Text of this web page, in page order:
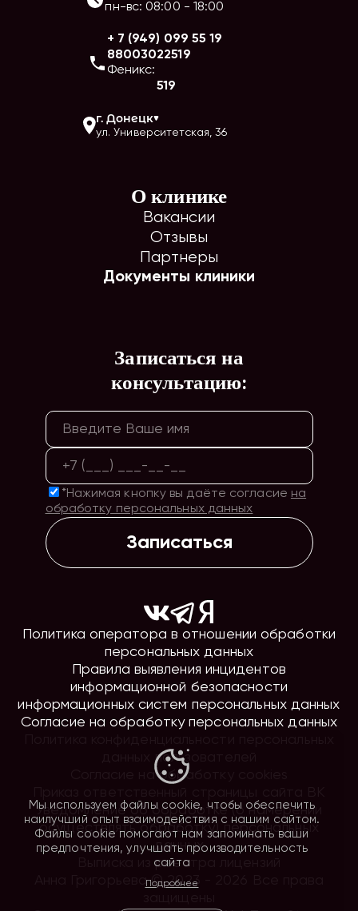
пн-вс:08:00 - 18:00
+ 7 (949) 099 55 19
88003022519
Феникс:
519
г. Донецк
ул. Университетская, 36
О клинике
Вакансии
Отзывы
Партнеры
Документы клиники
Записаться на
консультацию:
*Нажимая кнопку вы даёте согласие на
обработку персональных данных
Записаться
Политика оператора в отношении обработки
персональных данных
Правила выявления инцидентов
информационной безопасности
информационных систем персональных данных
Согласие на обработку персональных данных
данных пользователей
Согласие на обработку cookies
Уведомление об обработке (о намерении
осуществлять обработку) персональных
данных
Выписка из реестра лицензий
Анна Григорьева © 2023 - 2026 Все права
Мы используем файлы cookie, чтобы обеспечить
наилучший опыт взаимодействия с нашим сайтом.
Файлы cookie помогают нам запоминать ваши
предпочтения, улучшать производительность
сайта
Подробнее